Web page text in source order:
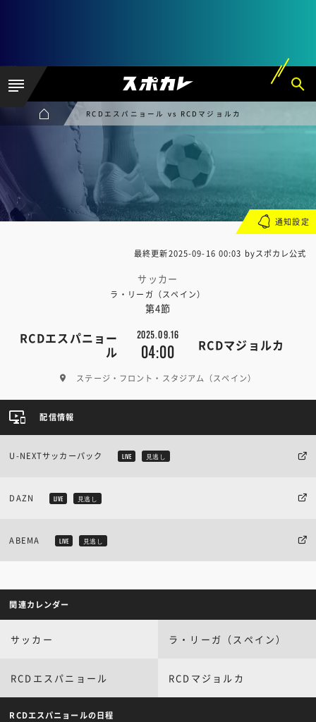
RCDエスパニョール vs RCDマジョルカ
最終更新2025-09-16 00:03 byスポカレ公式
サッカー
ラ・リーガ（スペイン）
第4節
RCDエスパニョー
ル
2025.09.16
04:00 RCDマジョルカ
ステージ・フロント・スタジアム（スペイン）
通知設定
配信情報
U-NEXTサッカーパック LIVE 見逃し
DAZN LIVE 見逃し
ABEMA LIVE 見逃し
関連カレンダー
サッカー ラ・リーガ（スペイン）
RCDエスパニョール RCDマジョルカ
RCDエスパニョールの日程